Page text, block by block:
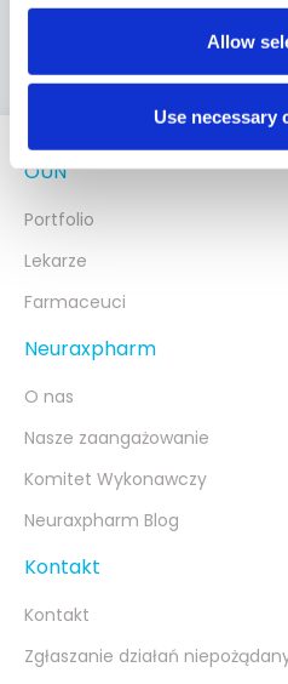
Allow
Use necessary
Wypełnij formularz, a my
OUN
Portfolio
Lekarze
Farmaceuci
Neuraxpharm
O nas
Nasze zaangażowanie
Komitet Wykonawczy
Neuraxpharm Blog
Kontakt
Kontakt
Zgłaszanie działań